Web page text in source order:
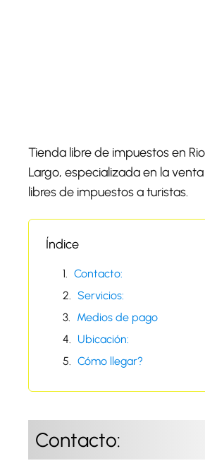
Tienda libre de impuestos en
Largo, especializada en la
libres de impuestos a turistas.
Índice
Contacto:
Servicios:
Medios de pago
Ubicación:
Cómo llegar?
Contacto: